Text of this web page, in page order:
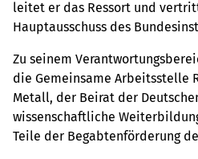
leitet er das Ressort und
Hauptausschuss des
Zu seinem
die Gemeinsame Arbeitsstelle
Metall, der Beirat der
wissenschaftliche
Teile der Begabtenförderung